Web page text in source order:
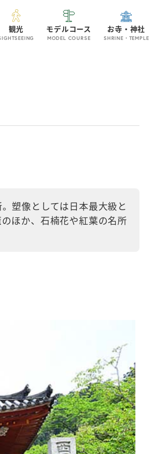
観光 モデルコース
MODEL COURSE
お寺・神社
SHRINE・TEMPLE
塑像としては日本最大級と
ほか、石楠花や紅葉の名所